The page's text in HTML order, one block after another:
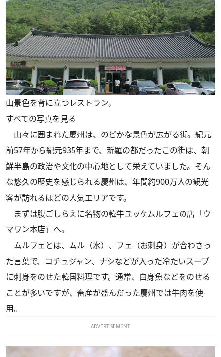
山景色を背に立つレストラン。
すべての写真を見る
山々に囲まれた慶州は、のどかな景色が広がる街。紀元
前57年から紀元935年まで、新羅の都だったこの街は、朝
鮮半島の政治や文化の中心地として栄えていました。そん
な悠久の歴史を感じられる慶州は、年間約900万人の観光
客が訪れるほどの人気エリアです。
まずは腹ごしらえに名物の韓牛ユッケムルフェの店「ウ
マワン本店」へ。
ムルフェとは、ムル（水）、フェ（お刺身）が合わさっ
た言葉で、コチュジャン、ナシなどが入った冷たいスープ
に刺身をのせた韓国料理です。通常、白身魚などをのせる
ことが多いですが、畜産が盛んだった慶州では牛肉を使
用。
ADVERTISEMENT